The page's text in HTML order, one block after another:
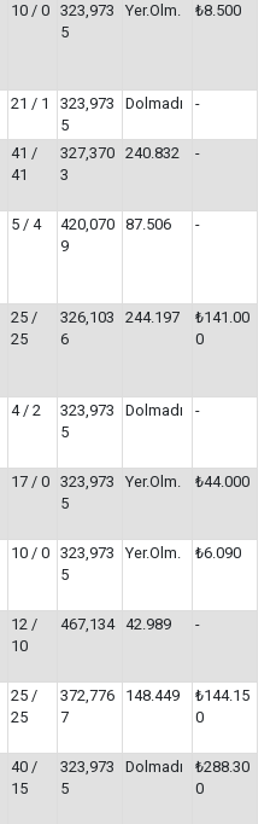
10 / 0 323,973
5
Yer.Olm. ₺8.500
21 / 1
323,973
5
Dolmadı -
41 /
41
327,370
3
240.832 -
5 / 4
420,070
9
87.506 -
25 /
25
326,103
6
244.197
₺141.00
0
4 / 2
323,973
5
Dolmadı -
17 / 0 323,973
5
Yer.Olm. ₺44.000
10 / 0 323,973
5
Yer.Olm. ₺6.090
12 /
10
467,134 42.989 -
25 /
25
372,776
7
148.449
₺144.15
0
40 /
15
323,973
5
Dolmadı
₺288.30
0